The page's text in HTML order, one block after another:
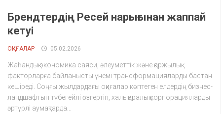
Брендтердің Ресей нарығынан жаппай
кетуі
ОҚИҒАЛАР 05.02.2026
Жаһандық экономика саяси, әлеуметтік және қаржылық
факторларға байланысты үнемі трансформацияларды бастан
кешіреді. Соңғы жылдардағы оқиғалар көптеген елдердің бизнес-
ландшафтын түбегейлі өзгертіп, халықаралық корпорацияларды
әртүрлі аумақтарда...